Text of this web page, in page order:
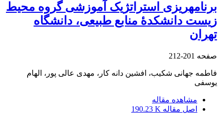
برنامه‏ریزی استراتژیک آموزشی گروه محیط
زیست دانشکدۀ منابع طبیعی،‌ دانشگاه
تهران
صفحه 201-212
فاطمه جهانی شکیب، افشین دانه کار، مهدی عالی پور، الهام
یوسفی
مشاهده مقاله
اصل مقاله 190.23 K